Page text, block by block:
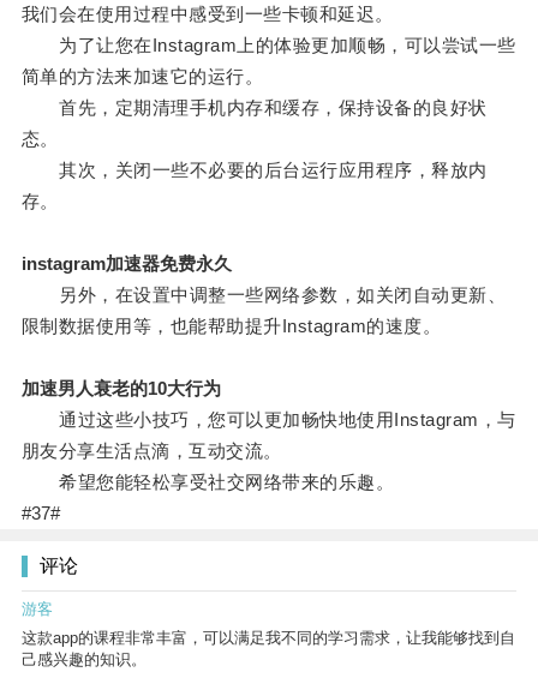
我们会在使用过程中感受到一些卡顿和延迟。
为了让您在Instagram上的体验更加顺畅，可以尝试一些
简单的方法来加速它的运行。
首先，定期清理手机内存和缓存，保持设备的良好状
态。
其次，关闭一些不必要的后台运行应用程序，释放内
存。
instagram加速器免费永久
另外，在设置中调整一些网络参数，如关闭自动更新、
限制数据使用等，也能帮助提升Instagram的速度。
加速男人衰老的10大行为
通过这些小技巧，您可以更加畅快地使用Instagram，与
朋友分享生活点滴，互动交流。
希望您能轻松享受社交网络带来的乐趣。
#37#
评论
游客
这款app的课程非常丰富，可以满足我不同的学习需求，让我能够找到自
己感兴趣的知识。